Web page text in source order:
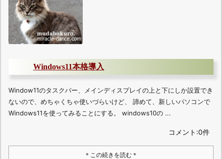
Windows11本格導入
Window11のタスクバー、メインディスプレイの上と下にしか設置でき
ないので、めちゃくちゃ使いづらいけど、 諦めて、新しいパソコンで
Windows11を使ってみることにする。 windows10の ...
コメント:0件
＊この続きを読む＊